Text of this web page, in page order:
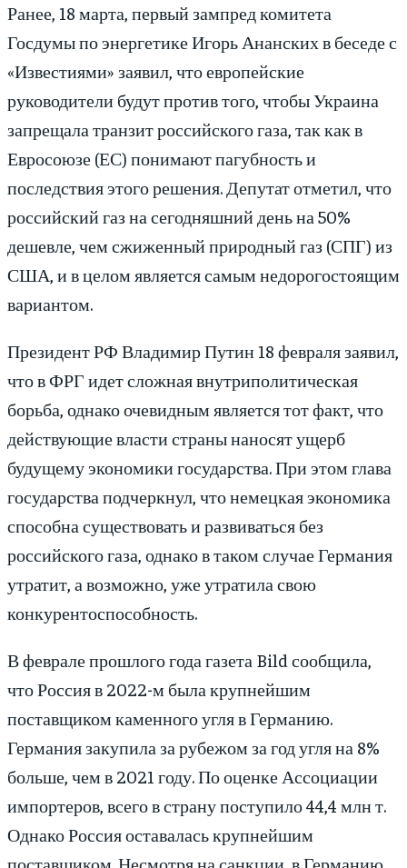
Ранее, 18 марта, первый зампред комитета
Госдумы по энергетике Игорь Ананских в беседе с
«Известиями» заявил, что европейские
руководители будут против того, чтобы Украина
запрещала транзит российского газа, так как в
Евросоюзе (ЕС) понимают пагубность и
последствия этого решения. Депутат отметил, что
российский газ на сегодняшний день на 50%
дешевле, чем сжиженный природный газ (СПГ) из
США, и в целом является самым недорогостоящим
вариантом.
Президент РФ Владимир Путин 18 февраля заявил,
что в ФРГ идет сложная внутриполитическая
борьба, однако очевидным является тот факт, что
действующие власти страны наносят ущерб
будущему экономики государства. При этом глава
государства подчеркнул, что немецкая экономика
способна существовать и развиваться без
российского газа, однако в таком случае Германия
утратит, а возможно, уже утратила свою
конкурентоспособность.
В феврале прошлого года газета Bild сообщила,
что Россия в 2022-м была крупнейшим
поставщиком каменного угля в Германию.
Германия закупила за рубежом за год угля на 8%
больше, чем в 2021 году. По оценке Ассоциации
импортеров, всего в страну поступило 44,4 млн т.
Однако Россия оставалась крупнейшим
поставщиком. Несмотря на санкции, в Германию